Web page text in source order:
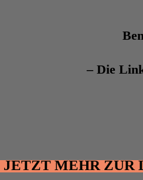
– Die
JETZT MEHR ZUR